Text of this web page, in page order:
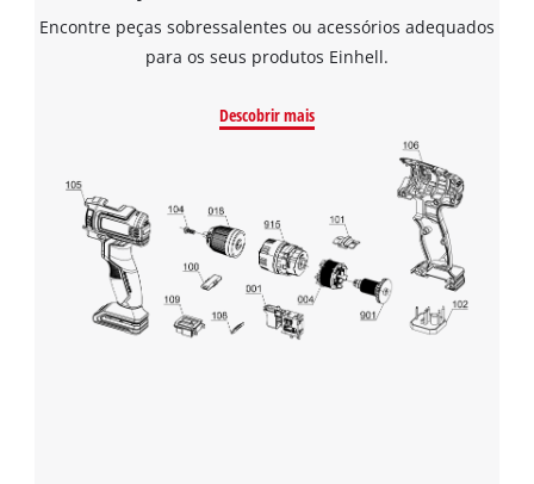
Precisamos do seu consentimento para
carregar o serviço Google Maps!
This content is not permitted to load due
to trackers that are not disclosed to the
Encontre peças sobressalentes ou acessórios adequados
para os seus produtos Einhell.
Descobrir mais